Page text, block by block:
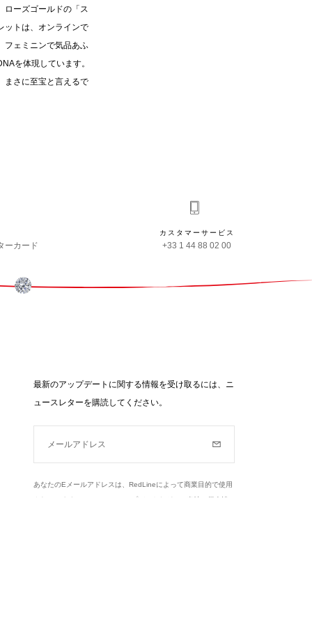
ローズゴールドの「ス
ットは、オンラインで
フェミニンで気品あふ
を体現しています。
まさに至宝と言えるで
ーカード
カスタマーサービス
+33 1 44 88 02 00
最新のアップデートに関する情報を受け取るには、ニ
ュースレターを購読してください。
メールアドレス
あなたのEメールアドレスは、RedLineによって商業目的で使用